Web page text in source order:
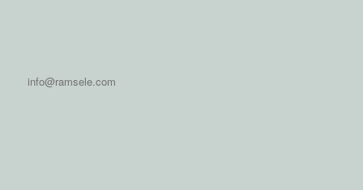
info@ramsele.com